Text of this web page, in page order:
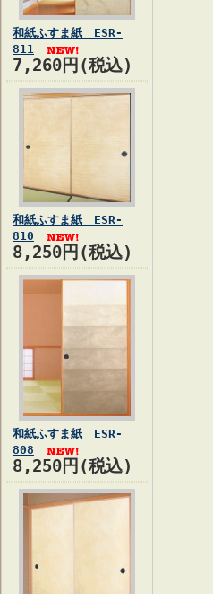
和紙ふすま紙 ESR-
811
7,260円(税込)
和紙ふすま紙 ESR-
810
8,250円(税込)
和紙ふすま紙 ESR-
808
8,250円(税込)